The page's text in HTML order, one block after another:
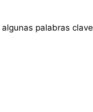
palabras clave